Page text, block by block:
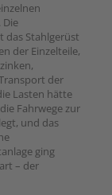
Die
das Stahlgerüst
der Einzelteile,
der
Lasten hätte
Fahrwege zur
und das
ging
– der